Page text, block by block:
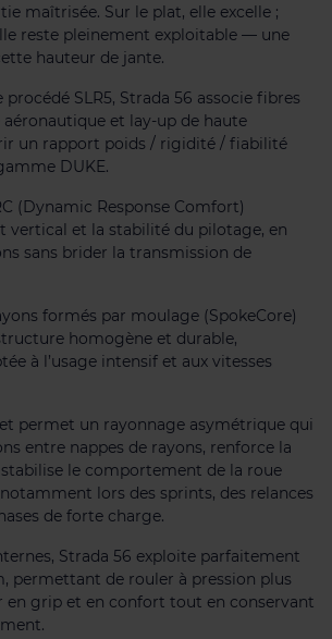
maîtrisée. Sur le plat, elle excelle ;
reste pleinement exploitable — une
hauteur de jante.
SLR5, Strada 56 associe fibres
aéronautique et lay-up de haute
un rapport poids / rigidité / fiabilité
DUKE.
(Dynamic Response Comfort)
vertical et la stabilité du pilotage, en
sans brider la transmission de
formés par moulage (SpokeCore)
homogène et durable,
à l’usage intensif et aux vitesses
permet un rayonnage asymétrique qui
entre nappes de rayons, renforce la
le comportement de la roue
lors des sprints, des relances
de forte charge.
Strada 56 exploite parfaitement
permettant de rouler à pression plus
en grip et en confort tout en conservant